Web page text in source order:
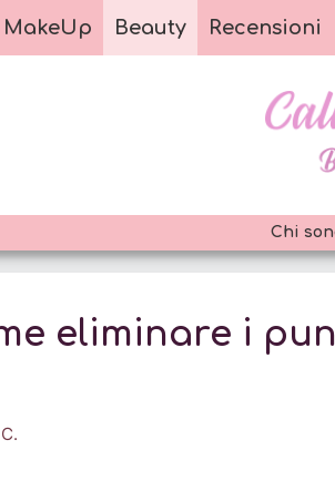
MakeUp Beauty Recensioni
Chi
eliminare i